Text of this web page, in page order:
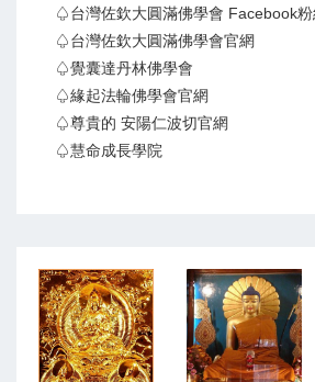
♤台灣佐欽大圓滿佛學會 Facebook
♤台灣佐欽大圓滿佛學會官網
♤覺囊達丹林佛學會
♤緣起法輪佛學會官網
♤尊貴的 安陽仁波切官網
♤慧命成長學院